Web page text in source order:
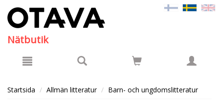
Nätbutik
Startsida Allmän litteratur Barn- och ungdomslitteratur